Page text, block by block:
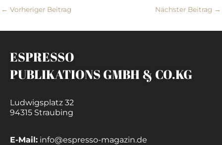
← Vorheriger Beitrag Nächster Beitrag →
ESPRESSO
PUBLIKATIONS GMBH & CO.KG
Ludwigsplatz 32
94315 Straubing
E-Mail: info@espresso-magazin.de